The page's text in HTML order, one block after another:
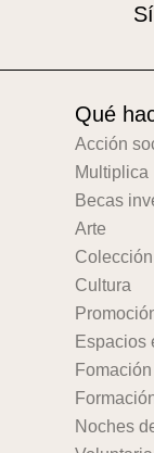
Qué
Acción
Multiplica
Becas
Arte
Cultura
Espacios
Fomación
Noches